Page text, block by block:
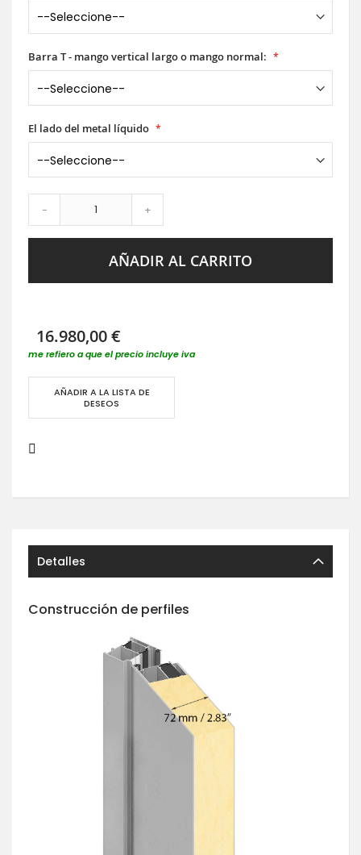
Barra T - mango vertical largo o mango normal:
El lado del metal líquido
- +
AÑADIR AL CARRITO
16.980,00 €
me refiero a que el precio incluye iva
AÑADIR A LA LISTA DE
DESEOS
Detalles
Construcción de perfiles